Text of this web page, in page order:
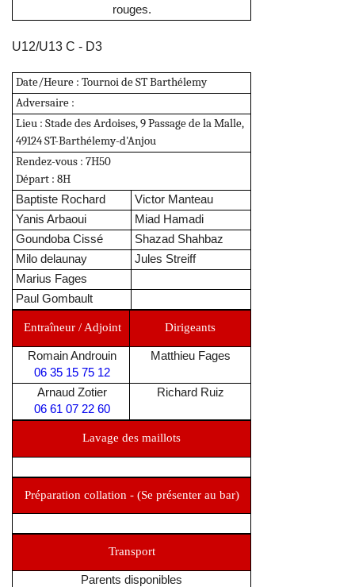
rouges.
U12/U13 C - D3
Date/Heure : Tournoi de ST Barthélemy
Adversaire :
Lieu : Stade des Ardoises, 9 Passage de la Malle,
49124 ST-Barthélemy-d'Anjou
Rendez-vous : 7H50
Départ : 8H
Baptiste Rochard
Victor Manteau
Yanis Arbaoui
Miad Hamadi
Goundoba Cissé
Shazad Shahbaz
Milo delaunay
Jules Streiff
Marius Fages
Paul Gombault
Entraîneur / Adjoint Dirigeants
Romain Androuin
06 35 15 75 12
Matthieu Fages
Arnaud Zotier
06 61 07 22 60
Richard Ruiz
Lavage des maillots
Préparation collation - (Se présenter au bar)
Transport
Parents disponibles